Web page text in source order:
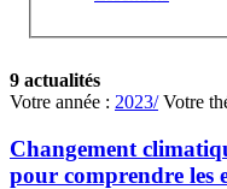
9 actualités
Votre année : 2023/ Votre
Changement
pour comprendre les